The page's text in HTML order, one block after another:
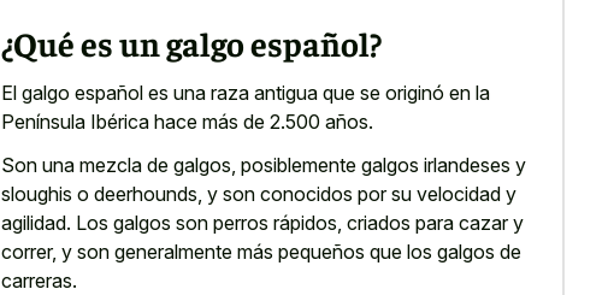
¿Qué es un galgo español?
El galgo español es una raza antigua que se originó en la
Península Ibérica hace más de 2.500 años.
Son una mezcla de galgos, posiblemente galgos irlandeses y
sloughis o deerhounds, y son conocidos por su velocidad y
agilidad. Los galgos son perros rápidos, criados para cazar y
correr, y son generalmente más pequeños que los galgos de
carreras.